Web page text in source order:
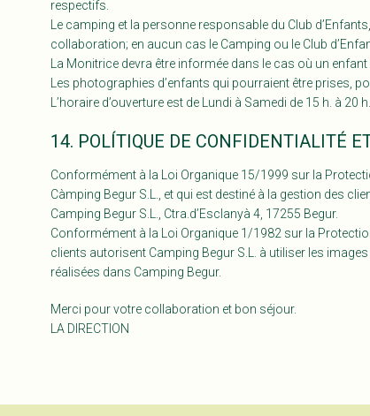
respectifs.
Le camping et la personne responsable du Club
collaboration; en aucun cas le Camping ou le Club
La Monitrice devra être informée dans le cas où un
Les photographies d’enfants qui pourraient être prises,
L’horaire d’ouverture est de Lundi à Samedi de 15 h. à
14. POLÍTIQUE DE CONFIDENTIALITÉ
Conformément à la Loi Organique 15/1999 sur la
Càmping Begur S.L., et qui est destiné à la gestion des
Camping Begur S.L., Ctra.d’Esclanyà 4, 17255 Begur.
Conformément à la Loi Organique 1/1982 sur la
clients autorisent Camping Begur S.L. à utiliser les
réalisées dans Camping Begur.
Merci pour votre collaboration et bon séjour.
LA DIRECTION